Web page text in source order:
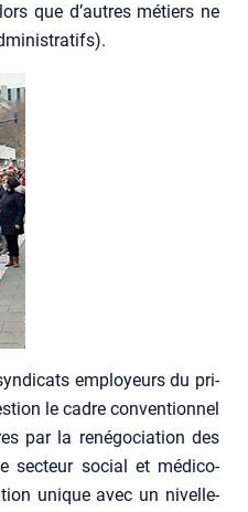
que d’autres métiers ne
employeurs du pri­
le cadre conven­tion­nel
par la rené­go­cia­tion des
sec­teur social et médi­co-
unique avec un nivel­le­